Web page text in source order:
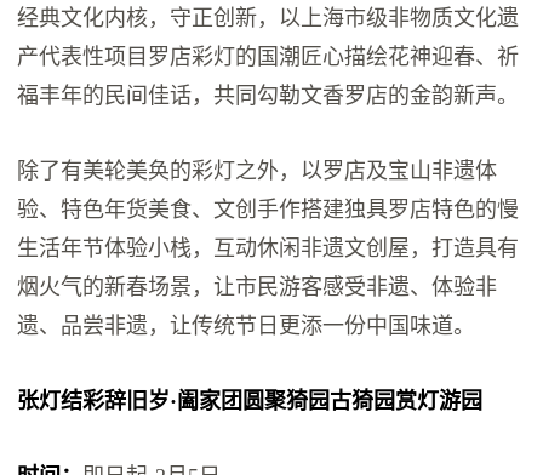
经典文化内核，守正创新，以上海市级非物质文化遗
产代表性项目罗店彩灯的国潮匠心描绘花神迎春、祈
福丰年的民间佳话，共同勾勒文香罗店的金韵新声。
除了有美轮美奂的彩灯之外，以罗店及宝山非遗体
验、特色年货美食、文创手作搭建独具罗店特色的慢
生活年节体验小栈，互动休闲非遗文创屋，打造具有
烟火气的新春场景，让市民游客感受非遗、体验非
遗、品尝非遗，让传统节日更添一份中国味道。
张灯结彩辞旧岁·阖家团圆聚猗园古猗园赏灯游园